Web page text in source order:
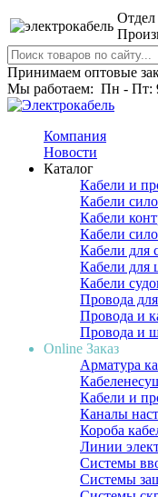
Принимаем оптовые
Мы работаем: Пн - Пт:
Компания
Новости
Каталог
Кабели и
Кабели
Кабели
Кабели
Кабели для
Кабели для
Кабели
Провода
Провода и
Провода и
Online Заказ
Арматура
Кабели и
Каналы
Короба
Линии
Системы
Системы